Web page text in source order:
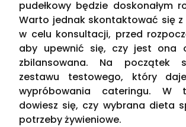
pudełkowy będzie doskonałym
Warto jednak skontaktować się
w celu konsultacji, przed
aby upewnić się, czy jest ona
zbilansowana. Na początek
zestawu testowego, który
wypróbowania cateringu. W
dowiesz się, czy wybrana dieta
potrzeby żywieniowe.